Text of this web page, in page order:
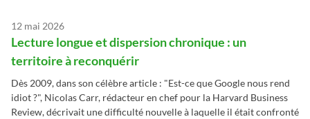
12 mai 2026
Lecture longue et dispersion chronique : un
territoire à reconquérir
Dès 2009, dans son célèbre article : "Est-ce que Google nous rend
idiot ?", Nicolas Carr, rédacteur en chef pour la Harvard Business
Review, décrivait une difficulté nouvelle à laquelle il était confronté